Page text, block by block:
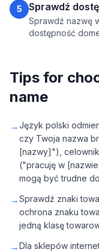
5 Sprawdź
Sprawdź nazwę
dostępność
Tips for
name
→Język polski
czy Twoja nazwa
[nazwy]"),
("pracuję w
mogą być trudne
→Sprawdź znaki
ochrona znaku
jedną klasę
→Dla sklepów